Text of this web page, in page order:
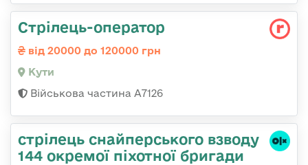
Стрілець-оператор
від 20000 до 120000 грн
Кути
Військова частина А7126
стрілець снайперського взводу
144 окремої піхотної бригади